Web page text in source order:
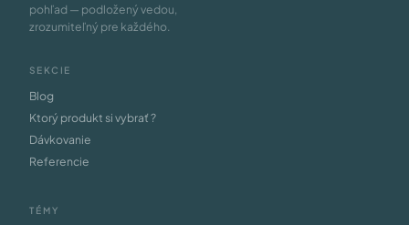
pohľad — podložený vedou,
zrozumiteľný pre každého.
SEKCIE
Blog
Ktorý produkt si vybrať ?
Dávkovanie
Referencie
TÉMY